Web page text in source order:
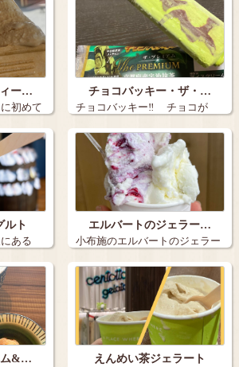
ィー…
初めて
チョコバッキー・ザ・…
チョコバッキー‼️ チョコが
バキ…
ルト
ある
エルバートのジェラー…
小布施のエルバートのジェラー
トです。 …
ム&… えんめい茶ジェラート